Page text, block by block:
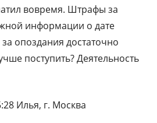
вовремя. Штрафы за
информации о дате
опоздания достаточно
поступить? Деятельность
Илья, г. Москва